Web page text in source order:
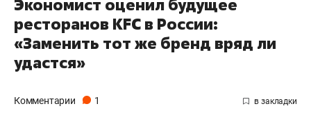
Экономист оценил будущее
ресторанов KFC в России:
«Заменить тот же бренд вряд ли
удастся»
Комментарии 1